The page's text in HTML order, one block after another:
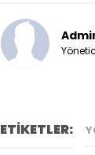
ETİKETLER: